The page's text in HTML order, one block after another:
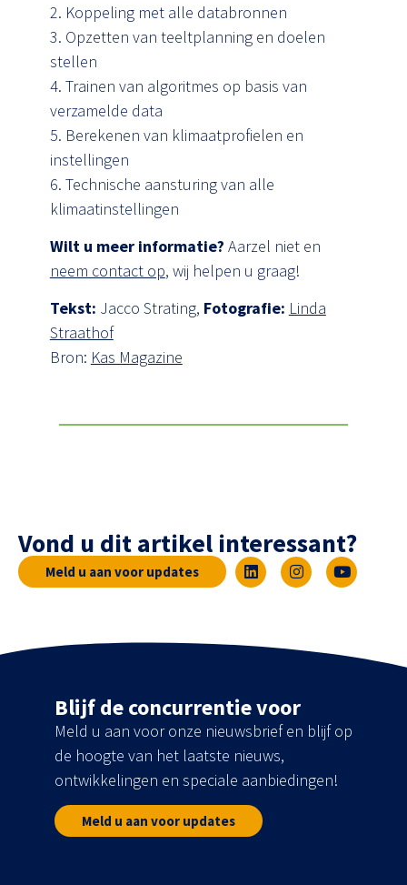
2. Koppeling met alle databronnen
3. Opzetten van teeltplanning en doelen
stellen
4. Trainen van algoritmes op basis van
verzamelde data
5. Berekenen van klimaatprofielen en
instellingen
6. Technische aansturing van alle
klimaatinstellingen
Wilt u meer informatie? Aarzel niet en
neem contact op, wij helpen u graag!
Tekst: Jacco Strating, Fotografie: Linda
Straathof
Bron: Kas Magazine
Vond u dit artikel interessant?
Meld u aan voor updates
Blijf de concurrentie voor
Meld u aan voor onze nieuwsbrief en blijf op
de hoogte van het laatste nieuws,
ontwikkelingen en speciale aanbiedingen!
Meld u aan voor updates